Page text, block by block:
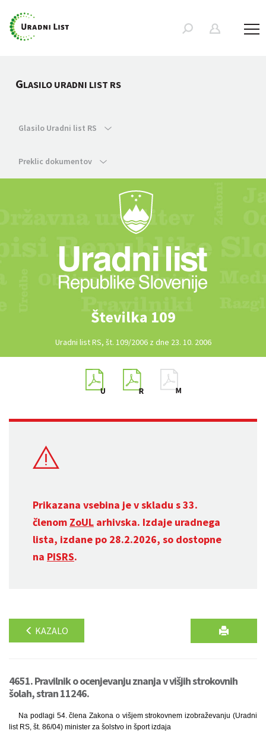
GLASILO URADNI LIST RS
Glasilo Uradni list RS
Preklic dokumentov
Številka 109
Uradni list RS, št. 109/2006 z dne 23. 10. 2006
Prikazana vsebina je v skladu s 33.
členom ZoUL arhivska. Izdaje uradnega
lista, izdane po 28.2.2026, so dostopne
na PISRS.
KAZALO
4651. Pravilnik o ocenjevanju znanja v višjih strokovnih
šolah, stran 11246.
Na podlagi 54. člena Zakona o višjem strokovnem izobraževanju (Uradni
list RS, št. 86/04) minister za šolstvo in šport izdaja